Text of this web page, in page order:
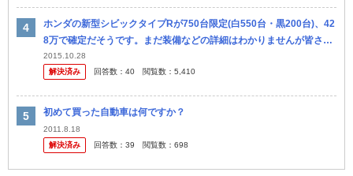
ホンダの新型シビックタイプRが750台限定(白550台・黒200台)、42
8万で確定だそうです。まだ装備などの詳細はわかりませんが皆さん
この価格設定をどう思いますか。 個人的にはやはり高すぎじゃ...
2015.10.28
解決済み
回答数： 40 閲覧数： 5,410
初めて買った自動車は何ですか？
2011.8.18
解決済み
回答数： 39 閲覧数： 698